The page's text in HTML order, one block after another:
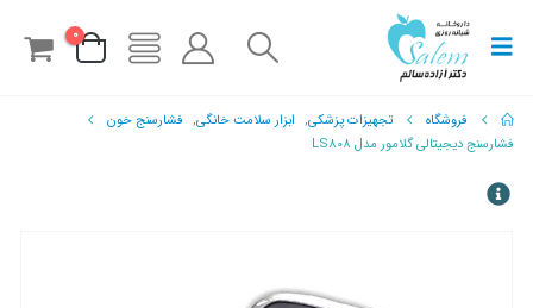
0
فروشگاه تجهیزات پزشکی, ابزار سلامت خانگی, فشارسنج خون
فشارسنج دیجیتالی گلامور مدل LS808